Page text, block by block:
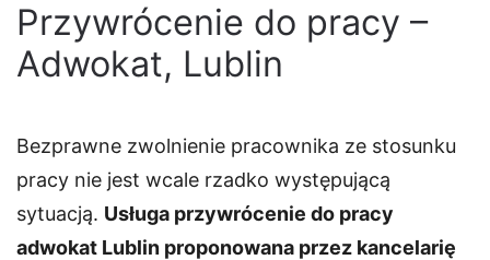
Przywrócenie do pracy –
Adwokat, Lublin
Bezprawne zwolnienie pracownika ze stosunku
pracy nie jest wcale rzadko występującą
sytuacją. Usługa przywrócenie do pracy
adwokat Lublin proponowana przez kancelarię